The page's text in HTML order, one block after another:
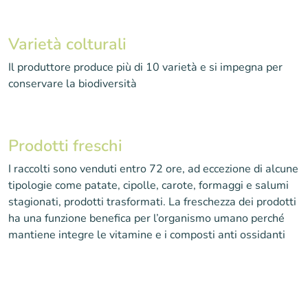
Varietà colturali
Il produttore produce più di 10 varietà e si impegna per
conservare la biodiversità
Prodotti freschi
I raccolti sono venduti entro 72 ore, ad eccezione di alcune
tipologie come patate, cipolle, carote, formaggi e salumi
stagionati, prodotti trasformati. La freschezza dei prodotti
ha una funzione benefica per l’organismo umano perché
mantiene integre le vitamine e i composti anti ossidanti